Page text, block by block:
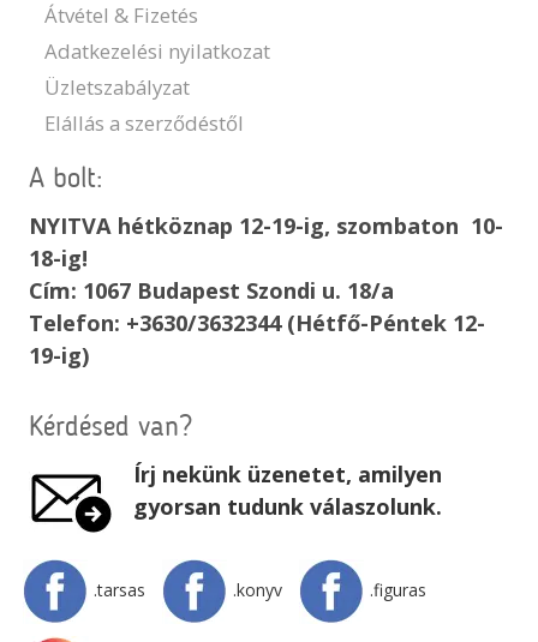
Átvétel & Fizetés
Adatkezelési nyilatkozat
Üzletszabályzat
Elállás a szerződéstől
A bolt:
NYITVA hétköznap 12-19-ig, szombaton 10-
18-ig!
Cím: 1067 Budapest Szondi u. 18/a
Telefon: +3630/3632344 (Hétfő-Péntek 12-
19-ig)
Kérdésed van?
Írj nekünk üzenetet, amilyen
gyorsan tudunk válaszolunk.
.tarsas .konyv .figuras